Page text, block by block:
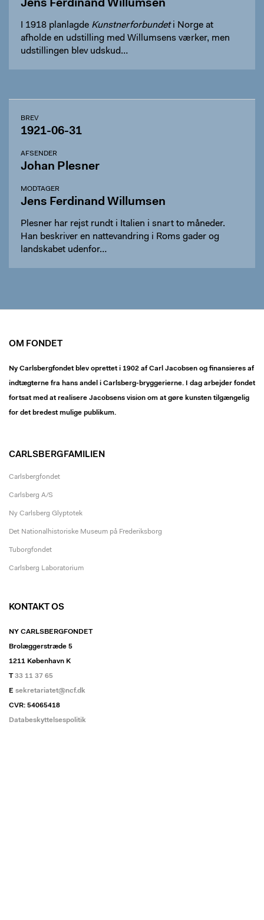
Jens Ferdinand Willumsen
I 1918 planlagde Kunstnerforbundeti Norge at
afholde en udstilling med Willumsens værker, men
udstillingen blev udskud…
BREV
1921-06-31
AFSENDER
Johan Plesner
MODTAGER
Jens Ferdinand Willumsen
Plesner har rejst rundt i Italien i snart to måneder.
Han beskriver en nattevandring i Roms gader og
landskabet udenfor…
OM FONDET
Ny Carlsbergfondet blev oprettet i 1902 af Carl Jacobsen og finansieres af
indtægterne fra hans andel i Carlsberg-bryggerierne. I dag arbejder fondet
fortsat med at realisere Jacobsens vision om at gøre kunsten tilgængelig
for det bredest mulige publikum.
CARLSBERGFAMILIEN
Carlsbergfondet
Carlsberg A/S
Ny Carlsberg Glyptotek
Det Nationalhistoriske Museum på Frederiksborg
Tuborgfondet
Carlsberg Laboratorium
KONTAKT OS
NY CARLSBERGFONDET
Brolæggerstræde 5
1211 København K
T33 11 37 65
E sekretariatet@ncf.dk
CVR: 54065418
Databeskyttelsespolitik